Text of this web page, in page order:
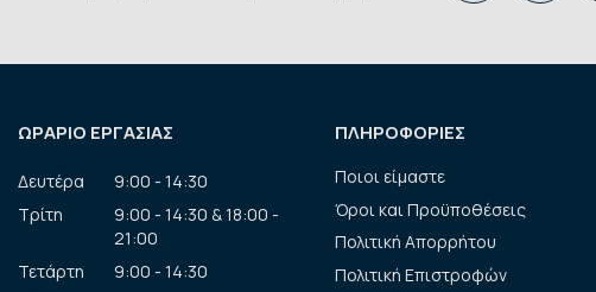
ΩΡΑΡΙΟ ΕΡΓΑΣΙΑΣ
Δευτέρα
9:00 - 14:30
Τρίτη
9:00 - 14:30 & 18:00 -
21:00
Τετάρτη
9:00 - 14:30
ΠΛΗΡΟΦΟΡΙΕΣ
Ποιοι είμαστε
Όροι και Προϋποθέσεις
Πολιτική Απορρήτου
Πολιτική Επιστροφών